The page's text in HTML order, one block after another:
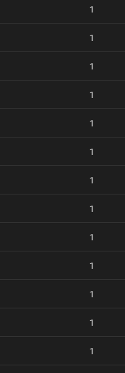
1
1
1
1
1
1
1
1
1
1
1
1
1